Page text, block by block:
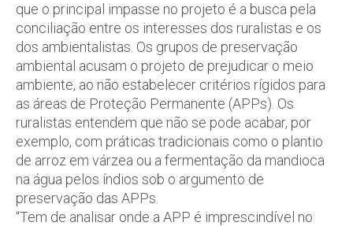
que o principal impasse no projeto é a busca pela
conciliação entre os interesses dos ruralistas e os
dos ambientalistas. Os grupos de preservação
ambiental acusam o projeto de prejudicar o meio
ambiente, ao não estabelecer critérios rígidos para
as áreas de Proteção Permanente (APPs). Os
ruralistas entendem que não se pode acabar, por
exemplo, com práticas tradicionais como o plantio
de arroz em várzea ou a fermentação da mandioca
na água pelos índios sob o argumento de
preservação das APPs.
“Tem de analisar onde a APP é imprescindível no